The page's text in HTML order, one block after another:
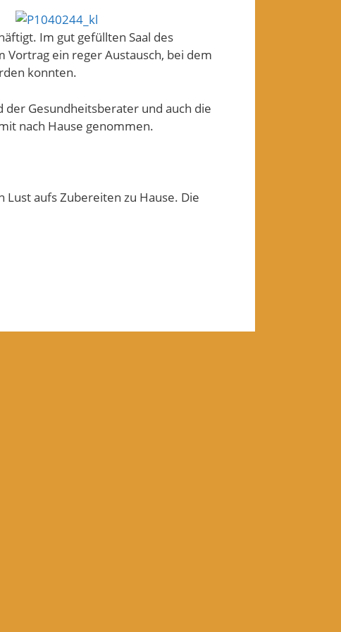
Im gut gefüllten Saal des
ein reger Austausch, bei dem
konnten.
Gesundheitsberater und auch die
nach Hause genommen.
aufs Zubereiten zu Hause. Die